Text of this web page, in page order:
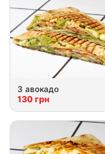
З авокадo
130 грн